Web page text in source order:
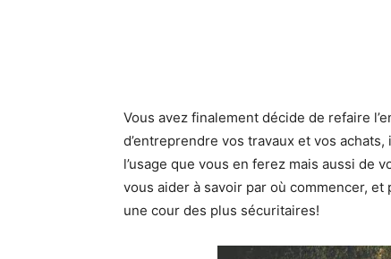
Vous avez finalement décide de refaire
d’entreprendre vos travaux et vos
l’usage que vous en ferez mais aussi de
vous aider à savoir par où commencer,
une cour des plus sécuritaires!